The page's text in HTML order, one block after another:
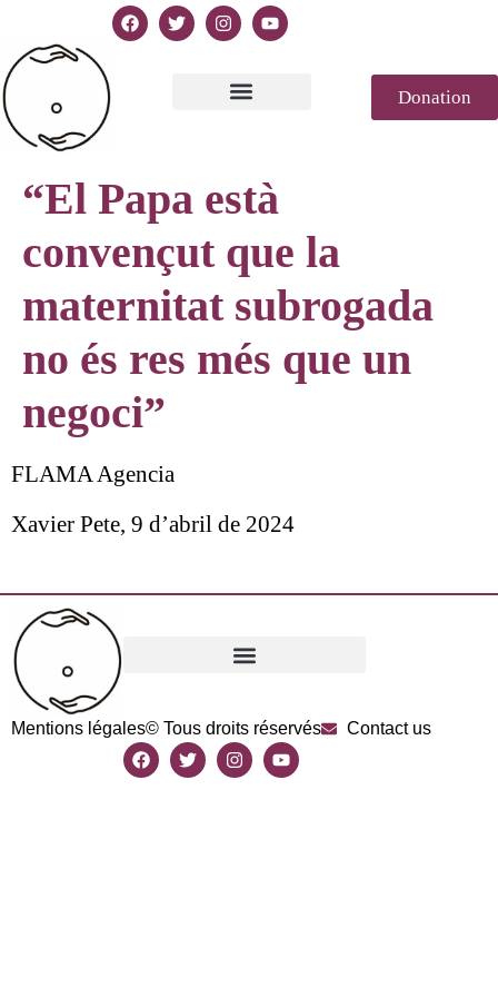
Donation
“El Papa està
convençut que la
maternitat subrogada
no és res més que un
negoci”
FLAMA Agencia
Xavier Pete, 9 d’abril de 2024
Mentions légales© Tous droits réservés Contact us